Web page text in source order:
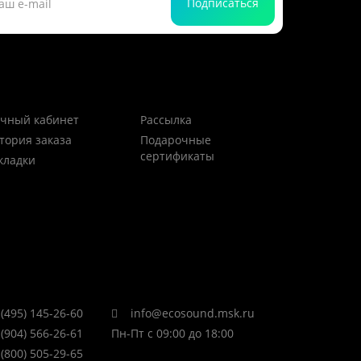
кабинет
заказа
Рассылка
Подарочные
сертификаты
145-26-60
566-26-61
505-29-65
info@ecosound.msk.ru
Пн-Пт с 09:00 до 18:00